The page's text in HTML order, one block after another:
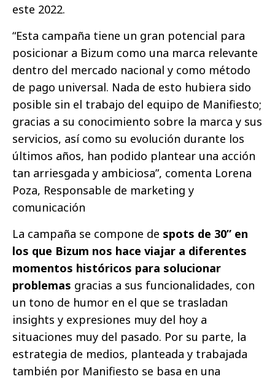
este 2022.
“Esta campaña tiene un gran potencial para
posicionar a Bizum como una marca relevante
dentro del mercado nacional y como método
de pago universal. Nada de esto hubiera sido
posible sin el trabajo del equipo de Manifiesto;
gracias a su conocimiento sobre la marca y sus
servicios, así como su evolución durante los
últimos años, han podido plantear una acción
tan arriesgada y ambiciosa”, comenta Lorena
Poza, Responsable de marketing y
comunicación
La campaña se compone de spots de 30” en
los que Bizum nos hace viajar a diferentes
momentos históricos para solucionar
problemas gracias a sus funcionalidades, con
un tono de humor en el que se trasladan
insights y expresiones muy del hoy a
situaciones muy del pasado. Por su parte, la
estrategia de medios, planteada y trabajada
también por Manifiesto se basa en una